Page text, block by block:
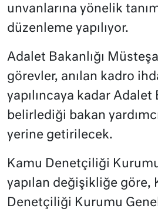
unvanlarına yönelik
düzenleme yapılıyor.
Adalet Bakanlığı
görevler, anılan kadro
yapılıncaya kadar Adalet
belirlediği bakan
yerine getirilecek.
Kamu Denetçiliği
yapılan değişikliğe göre,
Denetçiliği Kurumu